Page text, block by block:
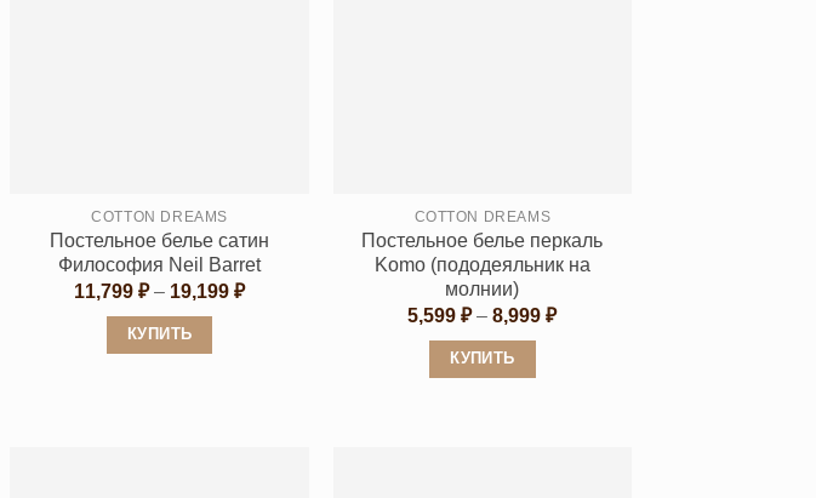
COTTON DREAMS
Постельное белье сатин
Философия Neil Barret
11,799₽ – 19,199₽Диапазон
КУПИТЬ
COTTON DREAMS
Постельное белье перкаль
Komo (пододеяльник на
молнии)
5,599₽ – 8,999₽Диапазон
КУПИТЬ